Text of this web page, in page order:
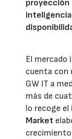
proyección
El mercado
cuenta con
GW IT a
más de
lo recoge
Market